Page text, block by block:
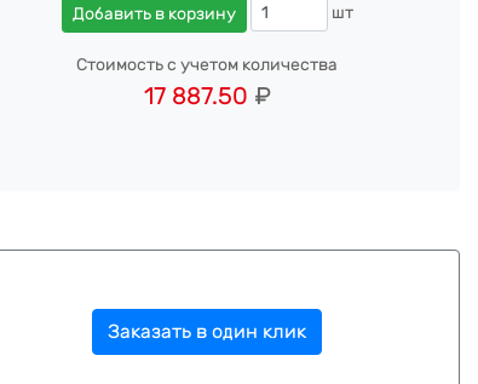
Добавить в корзину шт
Стоимость с учетом количества
17 887.50 ₽
Заказать в один клик